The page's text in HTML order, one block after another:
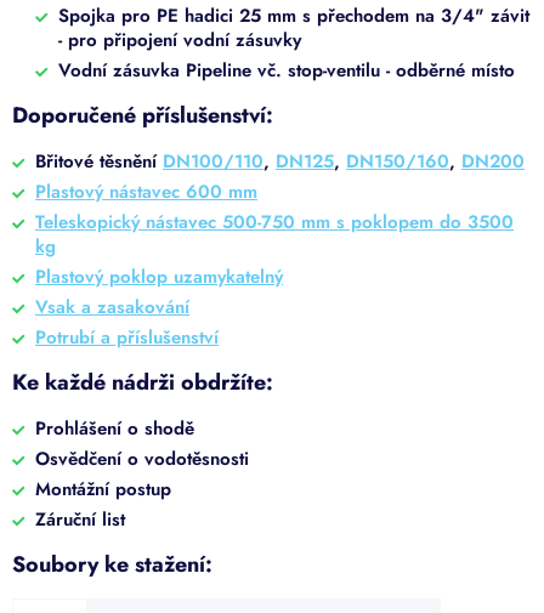
Spojka pro PE hadici 25 mm s přechodem na 3/4" závit
- pro připojení vodní zásuvky
Vodní zásuvka Pipeline vč. stop-ventilu - odběrné místo
Doporučené příslušenství:
Břitové těsnění DN100/110, DN125, DN150/160, DN200
Plastový nástavec 600 mm
Teleskopický nástavec 500-750 mm s poklopem do 3500
kg
Plastový poklop uzamykatelný
Vsak a zasakování
Potrubí a příslušenství
Ke každé nádrži obdržíte:
Prohlášení o shodě
Osvědčení o vodotěsnosti
Montážní postup
Záruční list
Soubory ke stažení: